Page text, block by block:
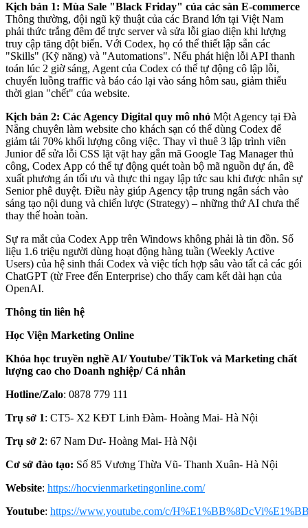
Kịch bản 1: Mùa Sale "Black Friday" của các sàn E-commerce
Thông thường, đội ngũ kỹ thuật của các Brand lớn tại Việt Nam
phải thức trắng đêm để trực server và sửa lỗi giao diện khi lượng
truy cập tăng đột biến. Với Codex, họ có thể thiết lập sẵn các
"Skills" (Kỹ năng) và "Automations". Nếu phát hiện lỗi API thanh
toán lúc 2 giờ sáng, Agent của Codex có thể tự động cô lập lỗi,
chuyển luồng traffic và báo cáo lại vào sáng hôm sau, giảm thiểu
thời gian "chết" của website.
Kịch bản 2: Các Agency Digital quy mô nhỏ Một Agency tại Đà
Nẵng chuyên làm website cho khách sạn có thể dùng Codex để
giảm tải 70% khối lượng công việc. Thay vì thuê 3 lập trình viên
Junior để sửa lỗi CSS lặt vặt hay gắn mã Google Tag Manager thủ
công, Codex App có thể tự động quét toàn bộ mã nguồn dự án, đề
xuất phương án tối ưu và thực thi ngay lập tức sau khi được nhân sự
Senior phê duyệt. Điều này giúp Agency tập trung ngân sách vào
sáng tạo nội dung và chiến lược (Strategy) – những thứ AI chưa thể
thay thế hoàn toàn.
Sự ra mắt của Codex App trên Windows không phải là tin đồn. Số
liệu 1.6 triệu người dùng hoạt động hàng tuần (Weekly Active
Users) của hệ sinh thái Codex và việc tích hợp sâu vào tất cả các gói
ChatGPT (từ Free đến Enterprise) cho thấy cam kết dài hạn của
OpenAI.
Thông tin liên hệ
Học Viện Marketing Online
Khóa học truyền nghề AI/ Youtube/ TikTok và Marketing chất
lượng cao cho Doanh nghiệp/ Cá nhân
Hotline/Zalo: 0878 779 111
Trụ sở 1: CT5- X2 KĐT Linh Đàm- Hoàng Mai- Hà Nội
Trụ sở 2: 67 Nam Dư- Hoàng Mai- Hà Nội
Cơ sở đào tạo: Số 85 Vương Thừa Vũ- Thanh Xuân- Hà Nội
Website: https://hocvienmarketingonline.com/
Youtube: https://www.youtube.com/c/